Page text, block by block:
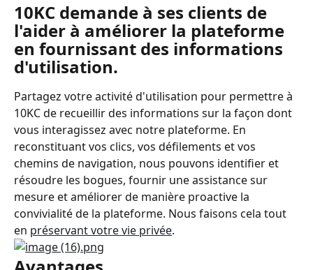
10KC demande à ses clients de
l'aider à améliorer la plateforme
en fournissant des informations
d'utilisation.
Partagez votre activité d'utilisation pour permettre à
10KC de recueillir des informations sur la façon dont
vous interagissez avec notre plateforme. En
reconstituant vos clics, vos défilements et vos
chemins de navigation, nous pouvons identifier et
résoudre les bogues, fournir une assistance sur
mesure et améliorer de manière proactive la
convivialité de la plateforme. Nous faisons cela tout
en préservant votre vie privée.